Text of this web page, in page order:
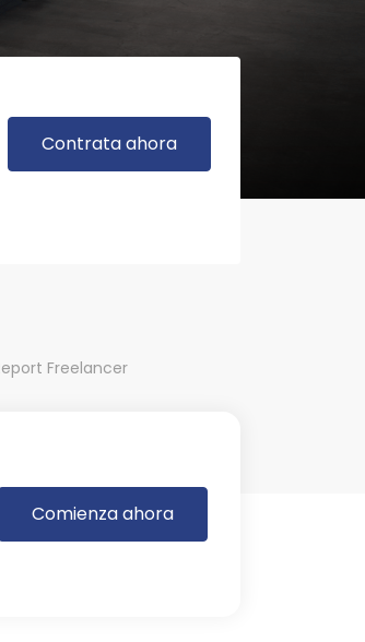
Contrata ahora
Freelancer
Comienza ahora